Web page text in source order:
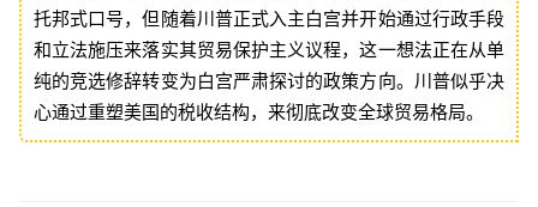
托邦式口号，但随着川普正式入主白宫并开始通过行政手段
和立法施压来落实其贸易保护主义议程，这一想法正在从单
纯的竞选修辞转变为白宫严肃探讨的政策方向。川普似乎决
心通过重塑美国的税收结构，来彻底改变全球贸易格局。